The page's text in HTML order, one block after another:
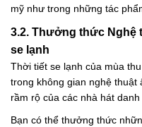
mỹ như trong những tác
3.2. Thưởng thức Nghệ
se lạnh
Thời tiết se lạnh của mùa
trong không gian nghệ thuật
rầm rộ của các nhà hát danh
Bạn có thể thưởng thức